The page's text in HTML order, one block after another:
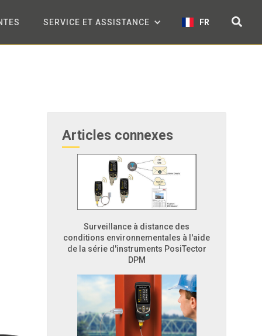
SERVICE ET ASSISTANCE FR
Articles connexes
Surveillance à distance des
conditions environnementales à l'aide
de la série d'instruments PosiTector
DPM